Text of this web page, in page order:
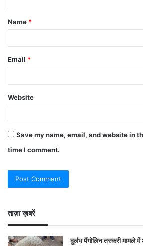
Name *
Email *
Website
Save my name, email, and website in
time I comment.
ताज़ा ख़बरें
दुर्लभ पैंगोलिन तस्करी मामले